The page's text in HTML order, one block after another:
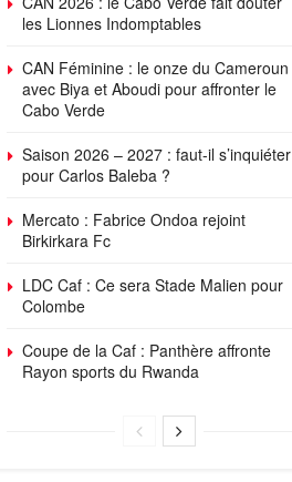
les Lionnes Indomptables
CAN Féminine : le onze du Cameroun
avec Biya et Aboudi pour affronter le
Cabo Verde
Saison 2026 – 2027 : faut-il s’inquiéter
pour Carlos Baleba ?
Mercato : Fabrice Ondoa rejoint
Birkirkara Fc
LDC Caf : Ce sera Stade Malien pour
Colombe
Coupe de la Caf : Panthère affronte
Rayon sports du Rwanda